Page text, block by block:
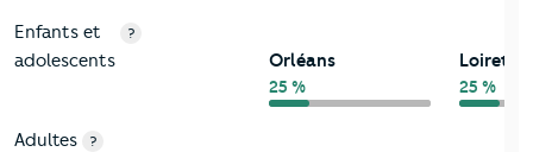
Enfants et
adolescents
?
Orléans
25 %
Loiret
25 %
Adultes ?